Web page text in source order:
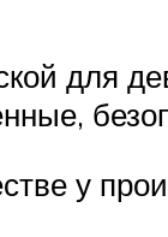
для
у